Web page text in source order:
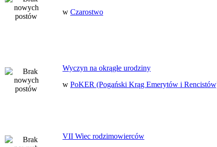
w Czarostwo
Wyczyn na okrągłe urodziny
w PoKER (Pogański Krąg Emerytów i
VII Wiec rodzimowierców